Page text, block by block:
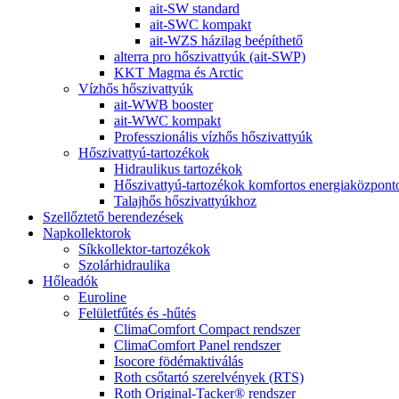
ait-SW standard
ait-SWC kompakt
ait-WZS házilag beépíthető
alterra pro hőszivattyúk (ait-SWP)
KKT Magma és Arctic
Vízhős hőszivattyúk
ait-WWB booster
ait-WWC kompakt
Professzionális vízhős hőszivattyúk
Hőszivattyú-tartozékok
Hidraulikus tartozékok
Hőszivattyú-tartozékok komfortos
Talajhős hőszivattyúkhoz
Szellőztető berendezések
Napkollektorok
Síkkollektor-tartozékok
Szolárhidraulika
Hőleadók
Euroline
Felületfűtés és -hűtés
ClimaComfort Compact rendszer
ClimaComfort Panel rendszer
Isocore födémaktiválás
Roth csőtartó szerelvények (RTS)
Roth Original-Tacker® rendszer